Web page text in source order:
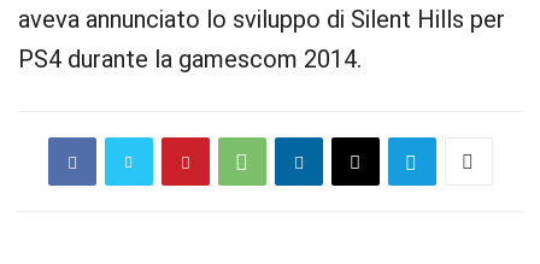
aveva annunciato lo sviluppo di Silent Hills per
PS4 durante la gamescom 2014.